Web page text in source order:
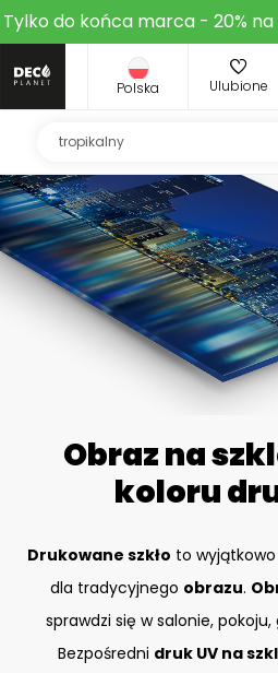
Tylko do końca marca - 20%
Polska Ulubione
Obraz na
koloru
Drukowane szkło to
dla tradycyjnego obrazu.
sprawdzi się w salonie,
Bezpośredni druk UV na